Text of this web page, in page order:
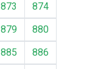
873
874
879
880
885
886